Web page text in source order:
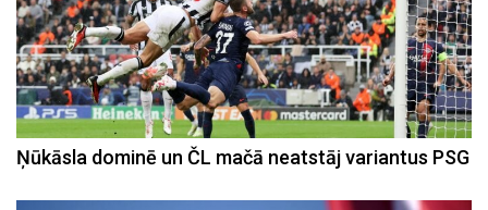
Ņūkāsla dominē un ČL mačā neatstāj variantus PSG